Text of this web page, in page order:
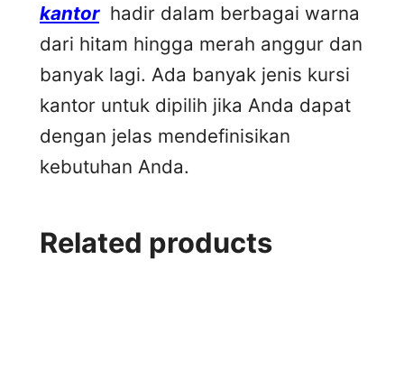
kantorhadir dalam berbagai warna
dari hitam hingga merah anggur dan
banyak lagi. Ada banyak jenis kursi
kantor untuk dipilih jika Anda dapat
dengan jelas mendefinisikan
kebutuhan Anda.
Related products